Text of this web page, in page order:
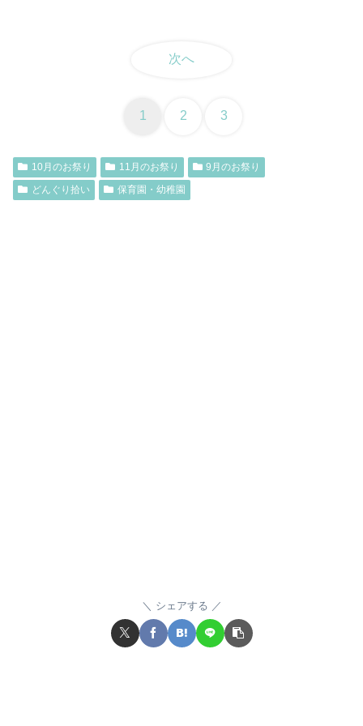
次へ
1 2 3
10月のお祭り 11月のお祭り
9月のお祭り
どんぐり拾い
保育園・幼稚園
シェアする